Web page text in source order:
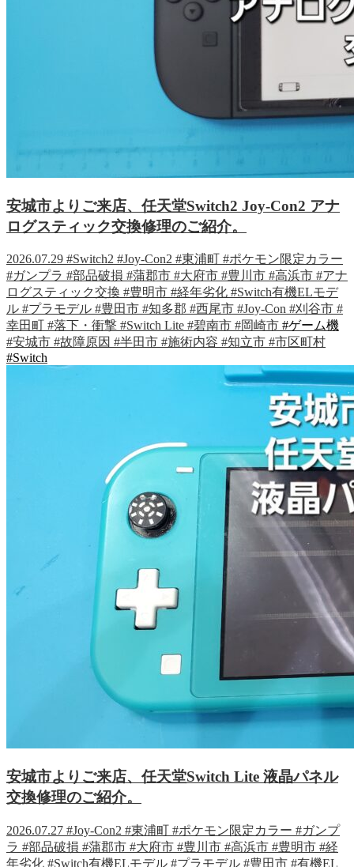
安城市よりご来店、任天堂Switch2 Joy-Con2 アナ
ログスティック交換修理のご紹介。
2026.07.29 #Switch2 #Joy-Con2 #東浦町 #ポケモン限定カラー
#ガンプラ #部品破損 #蒲郡市 #大府市 #豊川市 #高浜市 #アナ
ログスティック交換 #豊明市 #経年劣化 #Switch有機ELモデ
ル #プラモデル #豊田市 #知多郡 #西尾市 #Joy-Con #刈谷市 #
幸田町 #落下・衝撃 #Switch Lite #碧南市 #岡崎市 #ゲーム機
#安城市 #故障原因 #半田市 #施術内容 #知立市 #市区町村
#Switch
安城市よりご来店、任天堂Switch Lite 液晶パネル
交換修理のご紹介。
2026.07.27 #Joy-Con2 #東浦町 #ポケモン限定カラー #ガンプ
ラ #部品破損 #蒲郡市 #大府市 #豊川市 #高浜市 #豊明市 #経
年劣化 #Switch有機ELモデル #プラモデル #豊田市 #有機EL